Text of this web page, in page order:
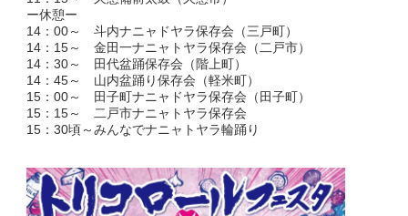
ー休憩ー
14：00～ 斗内ナニャドヤラ保存会（三戸町）
14：15～ 金田一ナニャトヤラ保存会（二戸市）
14：30～ 田代盆踊保存会（階上町）
14：45～ 山内盆踊り保存会（軽米町）
15：00～ 田子町ナニャドヤラ保存会（田子町）
15：15～ 二戸市ナニャトヤラ保存会
15：30頃～みんなでナニャトヤラ輪踊り